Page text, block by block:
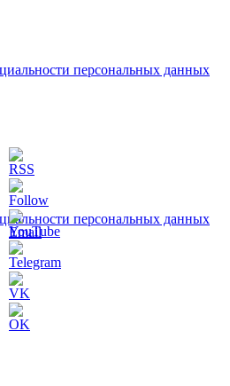
персональных данных
персональных данных